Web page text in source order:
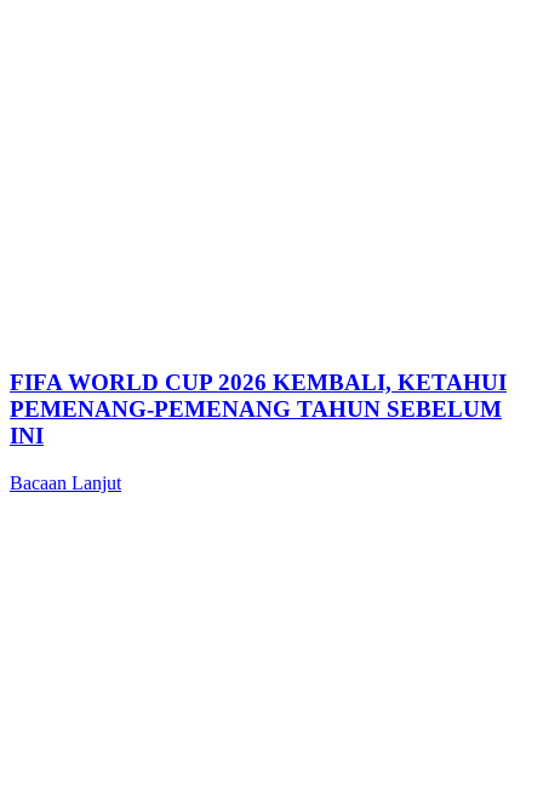
FIFA WORLD CUP 2026 KEMBALI, KETAHUI
PEMENANG-PEMENANG TAHUN SEBELUM
INI
Bacaan Lanjut